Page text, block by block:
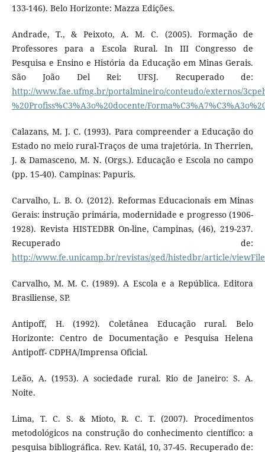
133-146). Belo Horizonte: Mazza Edições.
Andrade, T., & Peixoto, A. M. C. (2005). Formação de
Professores para a Escola Rural. In III Congresso de
Pesquisa e Ensino e História da Educação em Minas Gerais.
São João Del Rei: UFSJ. Recuperado de:
http://www.fae.ufmg.br/portalmineiro/conteudo/externos/
%20Profiss%C3%A3o%20docente/
Calazans, M. J. C. (1993). Para compreender a Educação do
Estado no meio rural-Traços de uma trajetória. In Therrien,
J. & Damasceno, M. N. (Orgs.). Educação e Escola no campo
(pp. 15-40). Campinas: Papuris.
Carvalho, L. B. O. (2012). Reformas Educacionais em Minas
Gerais: instrução primária, modernidade e progresso (1906-
1928). Revista HISTEDBR On-line, Campinas, (46), 219-237.
Recuperado de:
http://www.fe.unicamp.br/revistas/ged/histedbr/article/
Carvalho, M. M. C. (1989). A Escola e a República. Editora
Brasiliense, SP.
Antipoff, H. (1992). Coletânea Educação rural. Belo
Horizonte: Centro de Documentação e Pesquisa Helena
Antipoff- CDPHA/Imprensa Oficial.
Leão, A. (1953). A sociedade rural. Rio de Janeiro: S. A.
Noite.
Lima, T. C. S. & Mioto, R. C. T. (2007). Procedimentos
metodológicos na construção do conhecimento científico: a
pesquisa bibliográfica. Rev. Katál, 10, 37-45. Recuperado de: